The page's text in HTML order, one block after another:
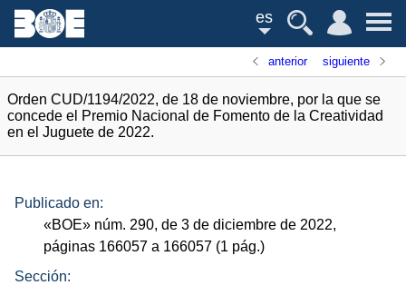
es
anterior siguiente
Orden CUD/1194/2022, de 18 de noviembre, por la que se
concede el Premio Nacional de Fomento de la Creatividad
en el Juguete de 2022.
Publicado en:
«BOE» núm. 290, de 3 de diciembre de 2022,
páginas 166057 a 166057 (1 pág.)
Sección: